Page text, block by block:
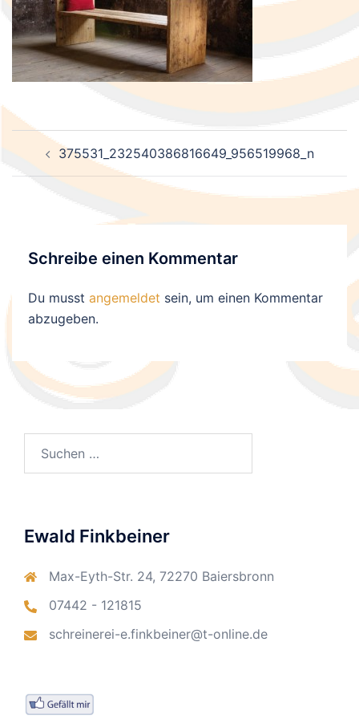
Beitragsnavigation
375531_232540386816649_956519968_n
Schreibe einen Kommentar
Du musst angemeldet sein, um einen Kommentar
abzugeben.
Ewald Finkbeiner
Max-Eyth-Str. 24, 72270 Baiersbronn
07442 - 121815
schreinerei-e.finkbeiner@t-online.de